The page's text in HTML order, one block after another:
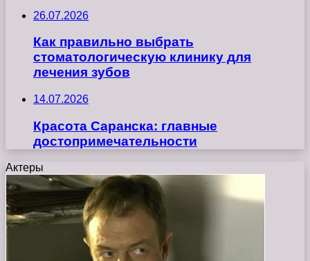
26.07.2026
Как правильно выбрать
стоматологическую клинику для
лечения зубов
14.07.2026
Красота Саранска: главные
достопримечательности
Актеры